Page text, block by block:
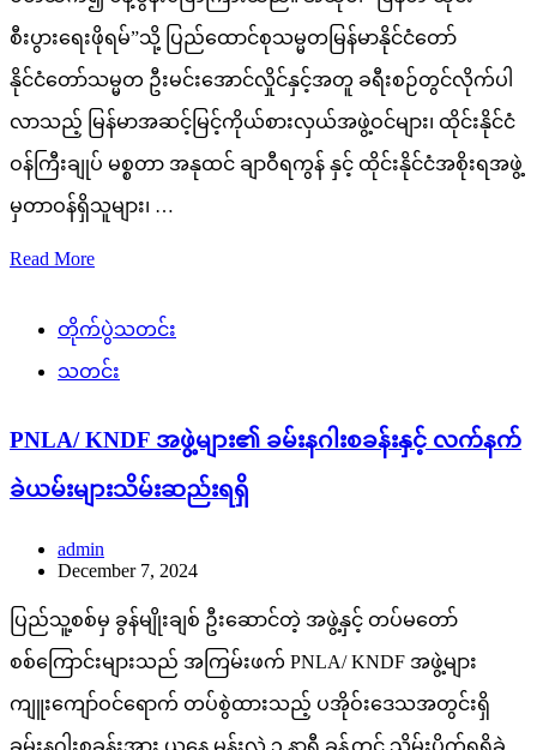
စီးပွားရေးဖိုရမ်”သို့ ပြည်ထောင်စုသမ္မတမြန်မာနိုင်ငံတော်
နိုင်ငံတော်သမ္မတ ဦးမင်းအောင်လှိုင်နှင့်အတူ ခရီးစဉ်တွင်လိုက်ပါ
လာသည့် မြန်မာအဆင့်မြင့်ကိုယ်စားလှယ်အဖွဲ့ဝင်များ၊ ထိုင်းနိုင်ငံ
ဝန်ကြီးချုပ် မစ္စတာ အနုထင် ချာဝီရကွန် နှင့် ထိုင်းနိုင်ငံအစိုးရအဖွဲ့
မှတာဝန်ရှိသူများ၊ …
Read More
တိုက်ပွဲသတင်း
သတင်း
PNLA/ KNDF အဖွဲ့များ၏ ခမ်းနဂါးစခန်းနှင့် လက်နက်
ခဲယမ်းများသိမ်းဆည်းရရှိ
admin
December 7, 2024
ပြည်သူ့စစ်မှ ခွန်မျိုးချစ် ဦးဆောင်တဲ့ အဖွဲ့နှင့် တပ်မတော်
စစ်ကြောင်းများသည် အကြမ်းဖက် PNLA/ KNDF အဖွဲ့များ
ကျူးကျော်ဝင်ရောက် တပ်စွဲထားသည့် ပအိုဝ်းဒေသအတွင်းရှိ
ခမ်းနဂါးစခန်းအား ယနေ့ မွန်းလွဲ ၃ နာရီ ခန့်တွင် သိမ်းပိုက်ရရှိခဲ့